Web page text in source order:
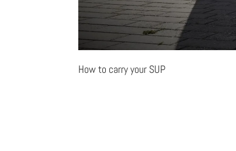
How to carry your SUP